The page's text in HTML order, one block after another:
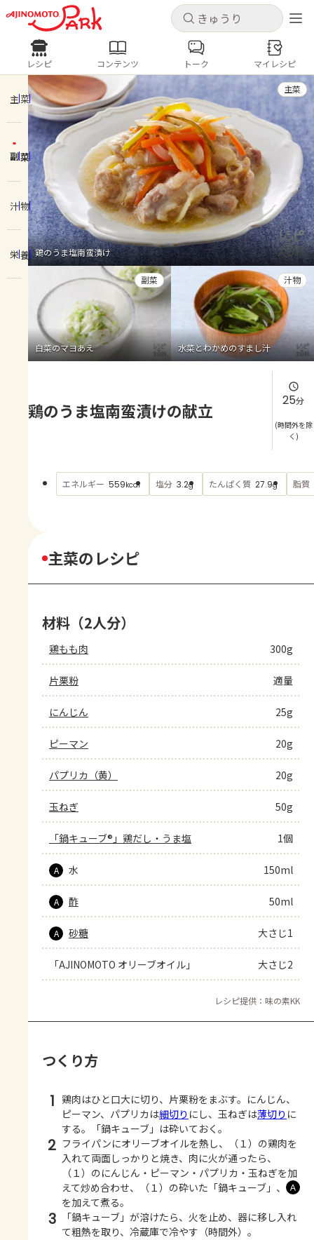
キャンセル
ログインするとレシピを保存できます
ログイン 新規登録
ホーム
コンテンツ
レシピ
トーク
よくあるお問い合わせ
お買い物
キャンセル
レシピ コンテンツ
人気の食材・レシピ
きゅうり なす トマト
とうもろこし
ピーマン
みょうが ゴーヤ
レシピ コンテンツ トーク マイレシピ
主菜
副菜
汁物
栄養 鶏のうま塩南蛮漬け
主菜
白菜のマヨあえ
副菜
水菜とわかめのすまし汁
汁物
鶏のうま塩南蛮漬けの献立 25分
(時間外を除
く)
エネルギー 559kcal 塩分 3.2g たんぱく質 27.9g 脂質
主菜のレシピ
材料（2人分）
鶏もも肉 300g
片栗粉 適量
にんじん 25g
ピーマン 20g
パプリカ（黄） 20g
玉ねぎ 50g
「鍋キューブ®」鶏だし・うま塩 1個
A 水 150ml
A 酢 50ml
A 砂糖 大さじ1
「AJINOMOTO オリーブオイル」 大さじ2
レシピ提供：味の素KK
つくり方
1 鶏肉はひと口大に切り、片栗粉をまぶす。にんじん、
ピーマン、パプリカは細切り にし、玉ねぎは薄切り に
する。「鍋キューブ」は砕いておく。
2 フライパンにオリーブオイルを熱し、（１）の鶏肉を
入れて両面しっかりと焼き、肉に火が通ったら、
（１）のにんじん・ピーマン・パプリカ・玉ねぎを加
えて炒め合わせ、（１）の砕いた「鍋キューブ」、
Ａ
を加えて煮る。
3
「鍋キューブ」が溶けたら、火を止め、器に移し入れ
て粗熱を取り、冷蔵庫で冷やす（時間外）。